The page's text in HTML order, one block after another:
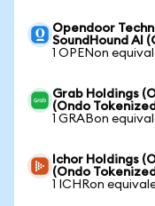
Opendoor
SoundHound AI
1 OPENon
Grab Holdings
(Ondo
1 GRABon
Ichor Holdings
(Ondo
1 ICHRon